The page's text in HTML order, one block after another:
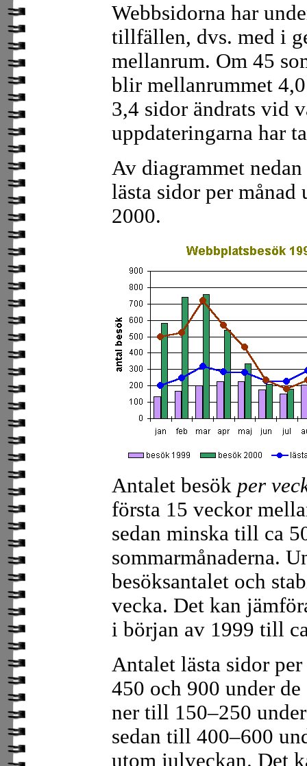
Webbsidorna har
tillfällen, dvs. med i
mellanrum. Om 45
blir mellanrummet
3,4 sidor ändrats vid
uppdateringarna har
Av diagrammet
lästa sidor per månad
2000.
Antalet besök per
första 15 veckor
sedan minska till ca
sommarmånaderna.
besöksantalet och
vecka. Det kan
i början av 1999 till
Antalet lästa sidor
450 och 900 under
ner till 150–250
sedan till 400–600
utom julveckan. Det